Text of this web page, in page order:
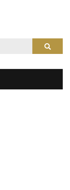
Search